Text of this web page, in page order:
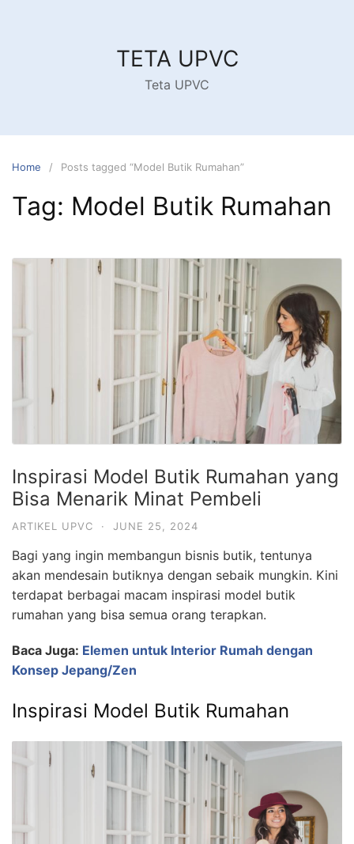
TETA UPVC
Teta UPVC
Home Posts tagged “Model Butik Rumahan”
Tag: Model Butik Rumahan
Inspirasi Model Butik Rumahan yang
Bisa Menarik Minat Pembeli
ARTIKEL UPVC · JUNE 25, 2024
Bagi yang ingin membangun bisnis butik, tentunya
akan mendesain butiknya dengan sebaik mungkin. Kini
terdapat berbagai macam inspirasi model butik
rumahan yang bisa semua orang terapkan.
Baca Juga: Elemen untuk Interior Rumah dengan
Konsep Jepang/Zen
Inspirasi Model Butik Rumahan